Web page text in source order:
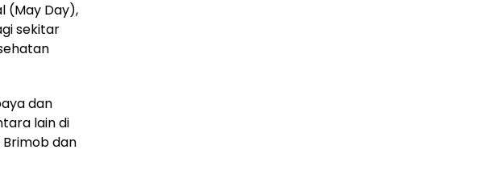
(May Day),
sekitar
dan
lain di
Brimob dan